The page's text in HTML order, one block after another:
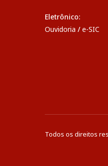
Eletrônico:
Ouvidoria / e-SIC
Todos os direitos